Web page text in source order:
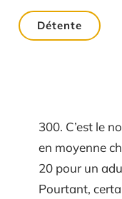
Détente
300. C’est le
en moyenne
20 pour un
Pourtant,